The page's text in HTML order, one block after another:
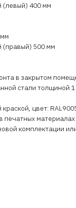
(левый) 400 мм
(правый) 500 мм
в закрытом
стали
цвет:
комплектации